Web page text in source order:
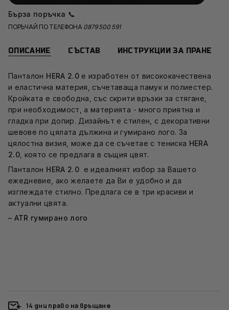
Бърза поръчка 📞
ПОРЪЧАЙ ПО ТЕЛЕФОНА 0879 500 591
ОПИСАНИЕ СЪСТАВ ИНСТРУКЦИИ ЗА ПРАНЕ
Панталон HERA 2.0е изработен от висококачествена
и еластична материя, съчетаваща памук и полиестер.
Кройката е свободна, със скрити връзки за стягане,
при необходимост, а материята - много приятна и
гладка при допир. Дизайнът е стилен, с декоративни
шевове по цялата дължина и гумирано лого. За
цялостна визия, може да се съчетае с тениска HERA
2.0 , която се предлага в същия цвят.
Панталон HERA 2.0 е идеалният избор за Вашето
ежедневие, ако желаете да Ви е удобно и да
изглеждате стилно. Предлага се в три красиви и
актуални цвята.
– ATR гумирано лого
14 дни право на връщане